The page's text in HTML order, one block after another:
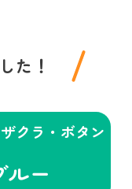
た！
クラ・ボタン
ルー